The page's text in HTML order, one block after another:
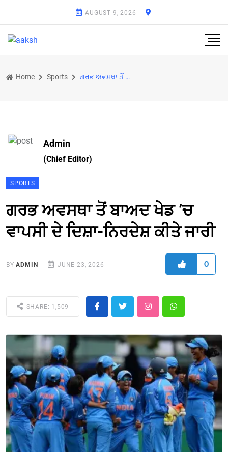
AUGUST 9, 2026
Home Sports ਗਰਭ ਅਵਸਥਾ ਤੋਂ ਬਾਅਦ ਖੇਡ ’ਚ ਵਾਪਸੀ ਦੇ ਦਿਸ਼ਾ-ਨਿਰਦੇਸ਼ ਕੀਤੇ ਜਾਰੀ
Admin
(Chief Editor)
SPORTS
ਗਰਭ ਅਵਸਥਾ ਤੋਂ ਬਾਅਦ ਖੇਡ ’ਚ
ਵਾਪਸੀ ਦੇ ਦਿਸ਼ਾ-ਨਿਰਦੇਸ਼ ਕੀਤੇ ਜਾਰੀ
BYADMIN JUNE 23, 2026 0
SHARE: 1,509